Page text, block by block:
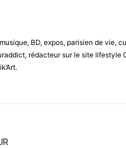
BD, expos, parisien de vie,
rédacteur sur le site lifestyle